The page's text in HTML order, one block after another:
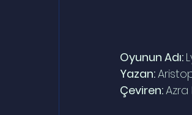
Oyunun Adı:
Yazan:
Çeviren: